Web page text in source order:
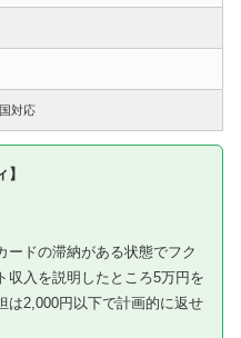
対応
ードの滞納がある状態でフク
収入を説明したところ5万円を
は2,000円以下で計画的に返せ